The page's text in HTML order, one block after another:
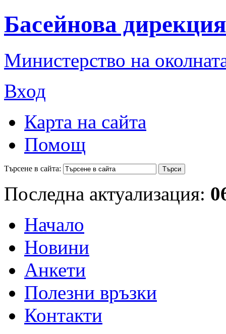
Басейнова
Министерство на
Вход
Карта на сайта
Помощ
Търсене в сайта:
Последна актуализация:
Начало
Новини
Анкети
Полезни връзки
Контакти